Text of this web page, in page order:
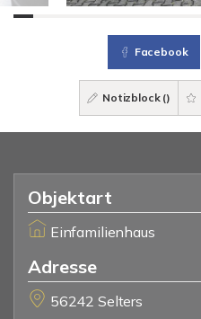
Facebook
Notizblock ()
Objektart
Einfamilienhaus
Adresse
56242 Selters